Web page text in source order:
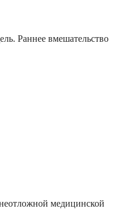
Раннее вмешательство
медицинской